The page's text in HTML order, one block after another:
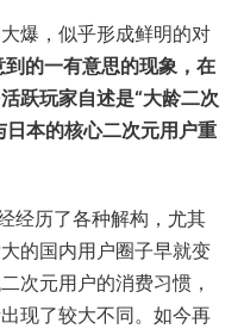
爆，似乎形成鲜明的对
的一有意思的现象，在
跃玩家自述是“大龄二次
日本的核心二次元用户重
经历了各种解构，尤其
的国内用户圈子早就变
次元用户的消费习惯，
现了较大不同。如今再